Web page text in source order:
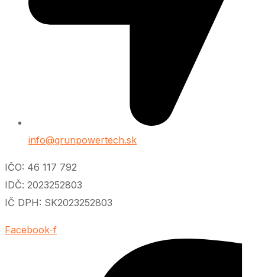
info@grunpowertech.sk
IČO: 46 117 792
IDČ: 2023252803
IČ DPH: SK2023252803
Facebook-f